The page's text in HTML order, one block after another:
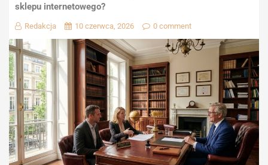
sklepu internetowego?
Redakcja 10 czerwca, 2026 0 comment